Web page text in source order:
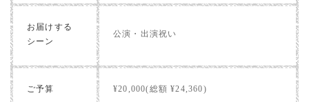
お届けする
シーン
公演・出演祝い
ご予算 ¥20,000(総額 ¥24,360)